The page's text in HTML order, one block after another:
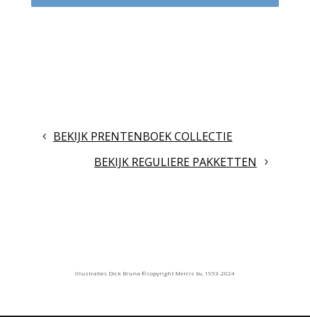
BEKIJK PRENTENBOEK COLLECTIE
BEKIJK REGULIERE PAKKETTEN
Illustraties Dick Bruna © copyright Mercis bv, 1953-2024